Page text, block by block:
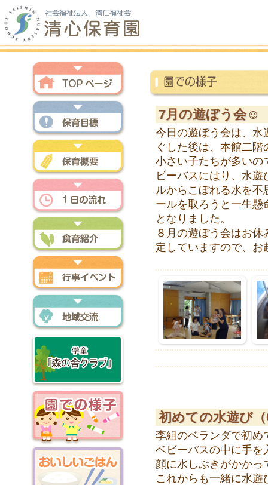
トップページ
保育方針
保育概要
一日の流れ
食育
行事イベント
地域交流
森の舎クラブ
園での様子
7月の遊ぼう会☺
今日の遊ぼう会は、水
ぐした後は、本館二
小さい子たちが多いの
ビーバスにはり、水
ルからこぼれる水を
ールを取ろうと一生
となりました。
８月の遊ぼう会はお
定していますので、お
初めての水遊び
李組のベランダで初め
ベビーバスの中に手を
顔に水しぶきがかか
これからも一緒に水遊